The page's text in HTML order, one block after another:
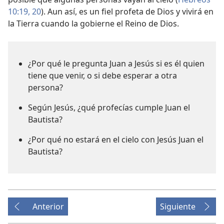
10:19, 20). Aun así, es un fiel profeta de Dios y vivirá en
la Tierra cuando la gobierne el Reino de Dios.
¿Por qué le pregunta Juan a Jesús si es él quien
tiene que venir, o si debe esperar a otra
persona?
Según Jesús, ¿qué profecías cumple Juan el
Bautista?
¿Por qué no estará en el cielo con Jesús Juan el
Bautista?
Anterior Siguiente